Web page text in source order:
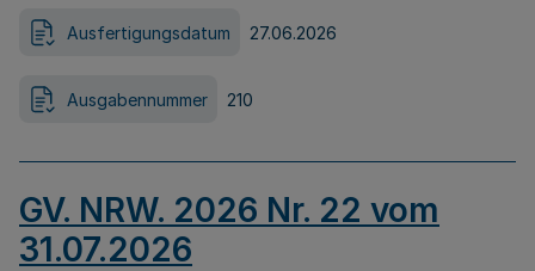
Ausfertigungsdatum 27.06.2026
Ausgabennummer 210
GV. NRW. 2026 Nr. 22 vom
31.07.2026